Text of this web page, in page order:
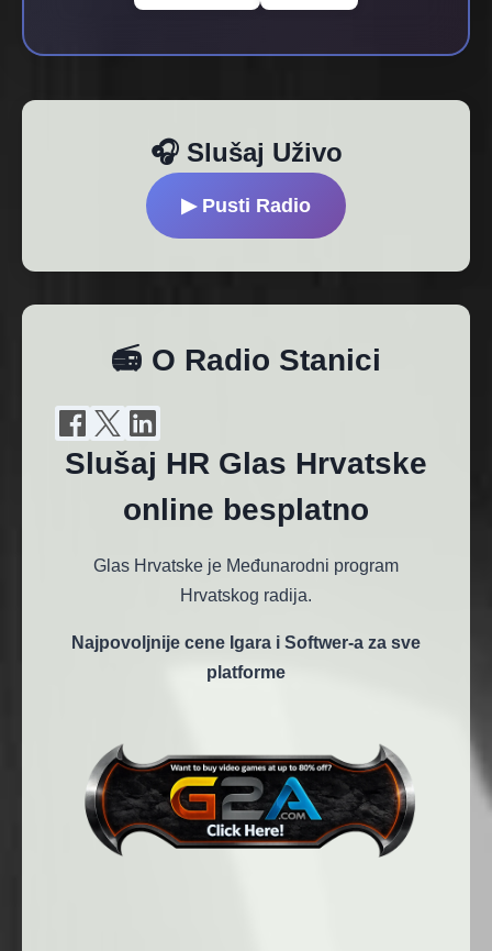
🎧 Slušaj Uživo
▶ Pusti Radio
📻 O Radio Stanici
Slušaj HR Glas Hrvatske
online besplatno
Glas Hrvatske je Međunarodni program
Hrvatskog radija.
Najpovoljnije cene Igara i Softwer-a za sve
platforme